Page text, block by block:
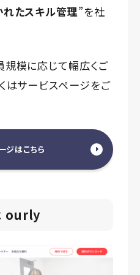
れたスキル管理”を社
規模に応じて幅広くご
はサービスページをご
ジはこちら
ourly